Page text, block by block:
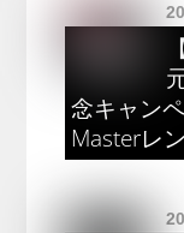
念キャン
Masterレ